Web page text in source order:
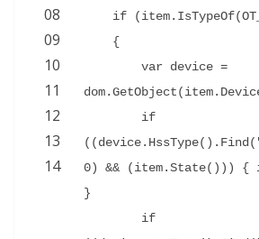
08
09
10
11
12
13
14
if
{
var device =
if
0) && (item.State())) {
}
if